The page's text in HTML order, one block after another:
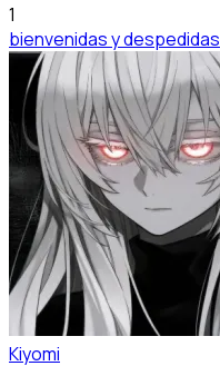
1
bienvenidas y despedidas
Kiyomi